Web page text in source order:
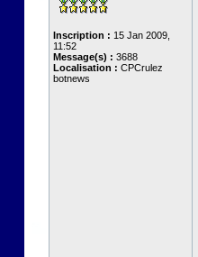
Inscription : 15 Jan 2009,
11:52
Message(s) : 3688
Localisation : CPCrulez
botnews